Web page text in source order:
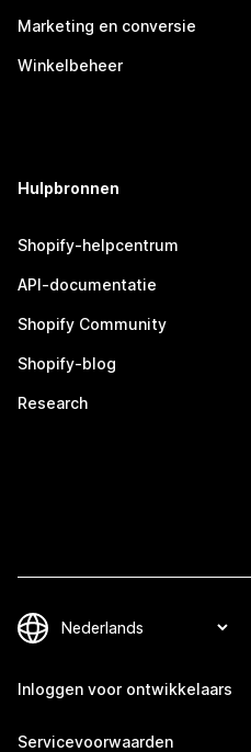
Marketing en conversie
Winkelbeheer
Hulpbronnen
Shopify-helpcentrum
API-documentatie
Shopify Community
Shopify-blog
Research
Inloggen voor ontwikkelaars
Servicevoorwaarden